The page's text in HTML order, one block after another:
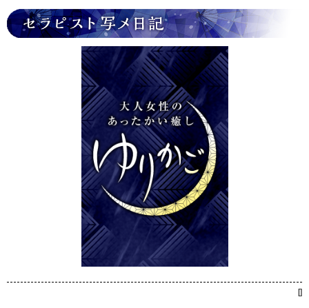
[]